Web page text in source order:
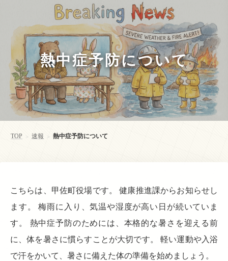
熱中症予防について
TOP > 速報 > 熱中症予防について
こちらは、甲佐町役場です。 健康推進課からお知らせし
ます。 梅雨に入り、気温や湿度が高い日が続いていま
す。 熱中症予防のためには、本格的な暑さを迎える前
に、体を暑さに慣らすことが大切です。 軽い運動や入浴
で汗をかいて、暑さに備えた体の準備を始めましょう。